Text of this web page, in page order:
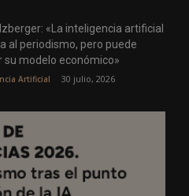
«La inteligencia artificial
al periodismo, pero puede
su modelo económico»
Artificial 30 julio, 2026